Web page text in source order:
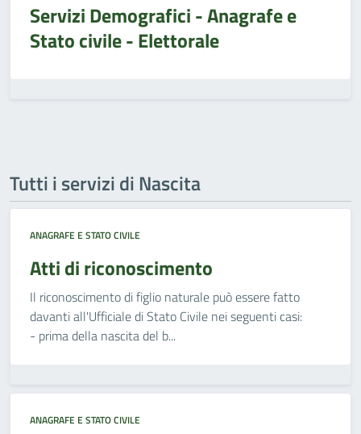
Servizi Demografici - Anagrafe e
Stato civile - Elettorale
Tutti i servizi di Nascita
ANAGRAFE E STATO CIVILE
Atti di riconoscimento
Il riconoscimento di figlio naturale può essere fatto
davanti all'Ufficiale di Stato Civile nei seguenti casi:
- prima della nascita del b...
ANAGRAFE E STATO CIVILE